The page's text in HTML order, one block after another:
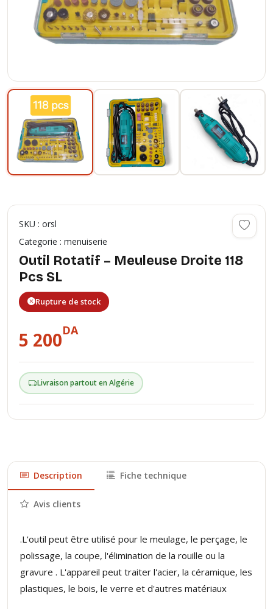
SKU : orsl
Categorie : menuiserie
Outil Rotatif – Meuleuse Droite 118
Pcs SL
Rupture de stock
5 200DA
Livraison partout en Algérie
Description Fiche technique
Avis clients
.L'outil peut être utilisé pour le meulage, le perçage, le
polissage, la coupe, l'élimination de la rouille ou la
gravure . L'appareil peut traiter l'acier, la céramique, les
plastiques, le bois, le verre et d'autres matériaux